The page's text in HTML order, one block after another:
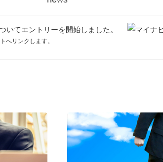
いてエントリーを開始しました。
へリンクします。